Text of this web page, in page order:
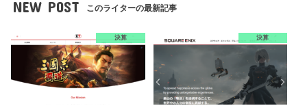
NEW POST このライターの最新記事
決算 決算